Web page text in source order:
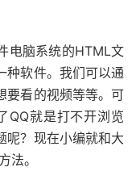
电脑系统的HTML文
种软件。我们可以通
要看的视频等等。可
QQ就是打不开浏览
呢？现在小编就和大
法。